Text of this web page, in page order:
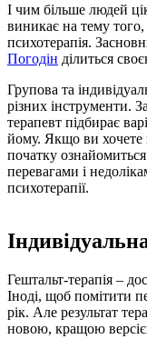
І чим більше людей
виникає на тему
психотерапія.
Погодін ділиться
Групова та
різних інструменти.
терапевт підбирає
йому. Якщо ви хочете
початку
перевагами і
психотерапії.
Гештальт-терапія –
Іноді, щоб помітити
рік. Але результат
новою, кращою